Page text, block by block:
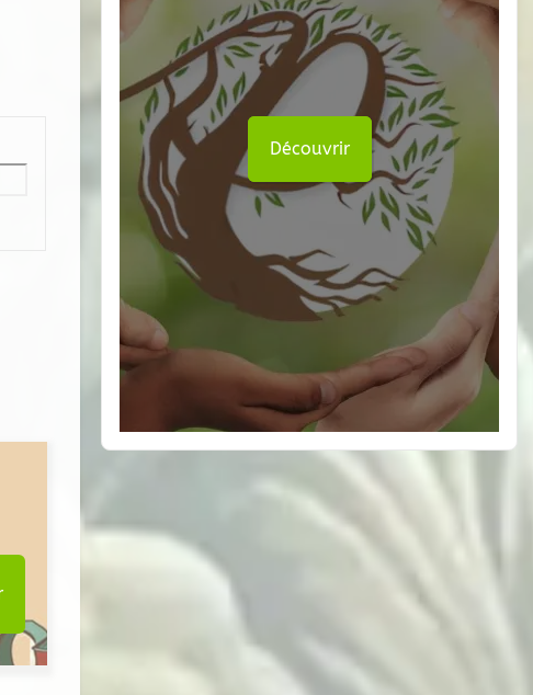
Découvrir